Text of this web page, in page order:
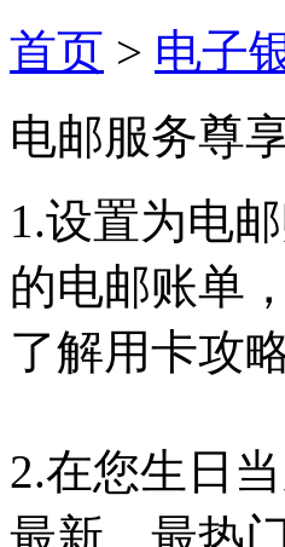
首页 > 电子
电邮服务尊
1.设置为电
的电邮账单
了解用卡攻
2.在您生日